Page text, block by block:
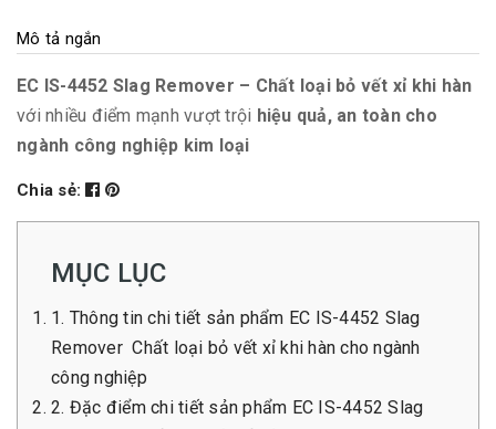
Mô tả ngắn
EC IS-4452 Slag Remover – Chất loại bỏ vết xỉ khi hàn
với nhiều điểm mạnh vượt trội hiệu quả, an toàn cho
ngành công nghiệp kim loại
Chia sẻ:
MỤC LỤC
1. Thông tin chi tiết sản phẩm EC IS-4452 Slag
Remover Chất loại bỏ vết xỉ khi hàn cho ngành
công nghiệp
2. Đặc điểm chi tiết sản phẩm EC IS-4452 Slag